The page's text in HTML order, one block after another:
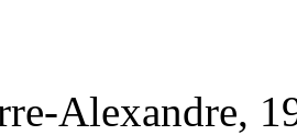
Alexandre,